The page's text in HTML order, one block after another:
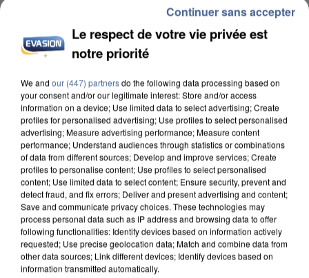
INCENDIES : L’ÎLE-DE-FRANCE LANCE UN ÉLAN
DE SOLIDARITÉ AVEC LES...
Le respect de votre vie privée est
notre priorité
We and our (447) partnersdo the following data processing based on
your consent and/or our legitimate interest: Store and/or access
information on a device; Use limited data to select advertising; Create
profiles for personalised advertising; Use profiles to select personalised
advertising; Measure advertising performance; Measure content
performance; Understand audiences through statistics or combinations
of data from different sources; Develop and improve services; Create
profiles to personalise content; Use profiles to select personalised
content; Use limited data to select content; Ensure security, prevent and
detect fraud, and fix errors; Deliver and present advertising and content;
Save and communicate privacy choices. These technologies may
process personal data such as IP address and browsing data to offer
following functionalities: Identify devices based on information actively
requested; Use precise geolocation data; Match and combine data from
other data sources; Link different devices; Identify devices based on
information transmitted automatically.
Continuer sans accepter